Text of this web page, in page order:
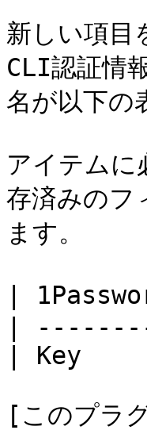
新しい項
CLI認証情
名が以下の
アイテムに
存済みのフ
ます。
|
|
| Key
[このプラ